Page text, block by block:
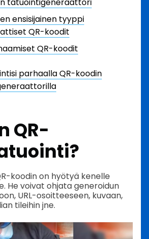
tatuointigeneraattori
ensisijainen tyyppi
QR-koodit
QR-koodit
parhaalla QR-koodin
QR-
koodin on hyötyä kenelle
He voivat ohjata generoidun
URL-osoitteeseen, kuvaan,
tileihin jne.